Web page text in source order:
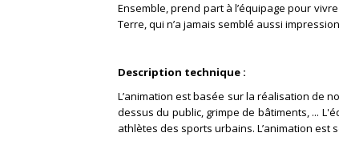
Ensemble, prend part à l’équipage pour
Terre, qui n’a jamais semblé aussi
Description technique :
L’animation est basée sur la réalisation de
dessus du public, grimpe de bâtiments, ...
athlètes des sports urbains. L’animation est